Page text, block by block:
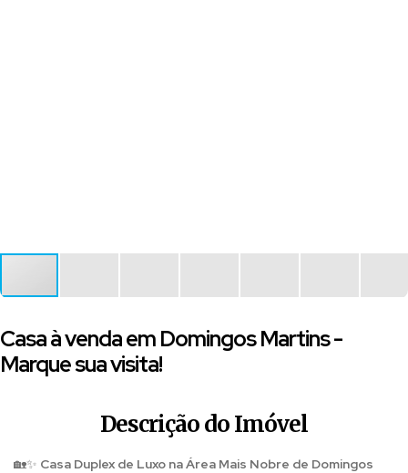
Casa à venda em Domingos Martins -
Marque sua visita!
Descrição do Imóvel
🏡✨ Casa Duplex de Luxo na Área Mais Nobre de Domingos